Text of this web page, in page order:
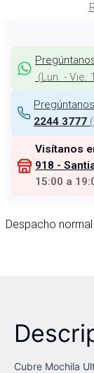
(Lun. - Vie.
2244 3777 (
Visítanos
918 -
15:00 a
Despacho normal
Cubre Mochila